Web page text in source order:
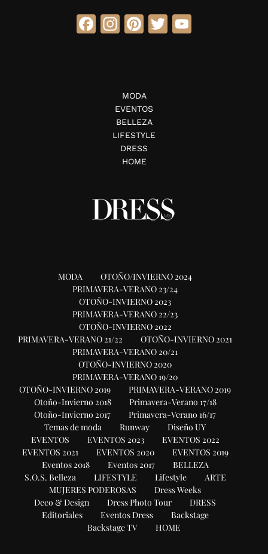
Facebook
Instagram
Pinterest
Twitter
MODA
EVENTOS
BELLEZA
LIFESTYLE
DRESS
HOME
MODA
OTOÑO/INVIERNO 2024
PRIMAVERA-VERANO 23/24
OTOÑO-INVIERNO 2023
PRIMAVERA-VERANO 22/23
OTOÑO-INVIERNO 2022
PRIMAVERA-VERANO 21/22
OTOÑO-INVIERNO 2021
PRIMAVERA-VERANO 20/21
OTOÑO-INVIERNO 2020
PRIMAVERA-VERANO 19/20
OTOÑO-INVIERNO 2019
PRIMAVERA-VERANO 2019
Otoño-Invierno 2018
Primavera-Verano 17/18
Otoño-Invierno 2017
Primavera-Verano 16/17
Temas de moda
Runway
Diseño UY
EVENTOS
EVENTOS 2023
EVENTOS 2022
EVENTOS 2021
EVENTOS 2020
EVENTOS 2019
Eventos 2018
Eventos 2017
BELLEZA
S.O.S. Belleza
LIFESTYLE Lifestyle
ARTE
MUJERES PODEROSAS
Dress Weeks
Deco & Design
Dress Photo Tour
DRESS
Editoriales
Eventos Dress
Backstage
Backstage TV
HOME